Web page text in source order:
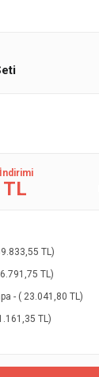
TL)
TL)
- ( 23.041,80 TL)
TL)